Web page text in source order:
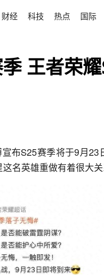
财经 科技 热点 国际
王者荣
布S25赛季将于9月23
名英雄重做有着很大